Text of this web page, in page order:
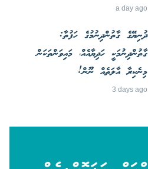
a day ago
ދުނިޔޭގެ ގާތުންދިނުމުގެ ހަފުތާ:
ގާތުންދިނުމަކީ ހަދިޔާއެއް، މައިވަންތަކަން
މިނެކިރާ އާލަތެއް ނޫން!
3 days ago